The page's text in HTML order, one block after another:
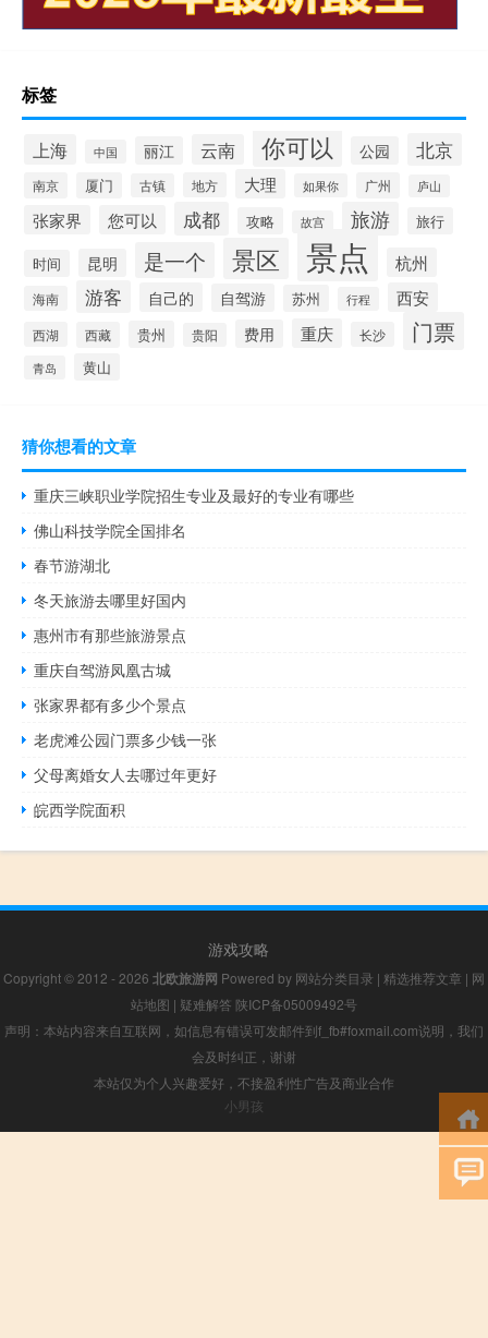
标签
上海 中国 丽江 云南 你可以 公园 北京
南京 厦门 古镇 地方 大理 如果你 广州 庐山
张家界 您可以 成都 攻略 故宫 旅游 旅行
时间 昆明 是一个 景区 景点 杭州
海南 游客 自己的 自驾游 苏州 行程 西安
西湖 西藏 贵州 贵阳 费用 重庆 长沙 门票
青岛 黄山
猜你想看的文章
重庆三峡职业学院招生专业及最好的专业有哪些
佛山科技学院全国排名
春节游湖北
冬天旅游去哪里好国内
惠州市有那些旅游景点
重庆自驾游凤凰古城
张家界都有多少个景点
老虎滩公园门票多少钱一张
父母离婚女人去哪过年更好
皖西学院面积
游戏攻略
Copyright © 2012 - 2026 北欧旅游网 Powered by 网站分类目录 | 精选推荐文章 | 网
站地图 | 疑难解答 陕ICP备05009492号
声明：本站内容来自互联网，如信息有错误可发邮件到f_fb#foxmail.com说明，我们
会及时纠正，谢谢
本站仅为个人兴趣爱好，不接盈利性广告及商业合作
小男孩